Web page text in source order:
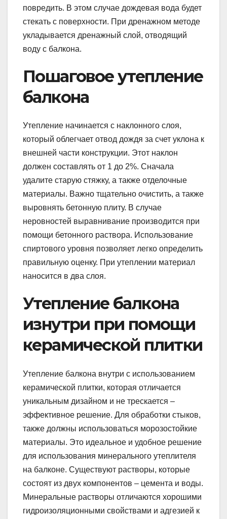
повредить. В этом случае дождевая вода будет
стекать с поверхности. При дренажном методе
укладывается дренажный слой, отводящий
воду с балкона.
Пошаговое утепление
балкона
Утепление начинается с наклонного слоя,
который облегчает отвод дождя за счет уклона к
внешней части конструкции. Этот наклон
должен составлять от 1 до 2%. Сначала
удалите старую стяжку, а также отделочные
материалы. Важно тщательно очистить, а также
выровнять бетонную плиту. В случае
неровностей выравнивание производится при
помощи бетонного раствора. Использование
спиртового уровня позволяет легко определить
правильную оценку. При утеплении материал
наносится в два слоя.
Утепление балкона
изнутри при помощи
керамической плитки
Утепление балкона внутри с использованием
керамической плитки, которая отличается
уникальным дизайном и не трескается –
эффективное решение. Для обработки стыков,
также должны использоваться морозостойкие
материалы. Это идеальное и удобное решение
для использования минерального утеплителя
на балконе. Существуют растворы, которые
состоят из двух компонентов – цемента и воды.
Минеральные растворы отличаются хорошими
гидроизоляционными свойствами и адгезией к